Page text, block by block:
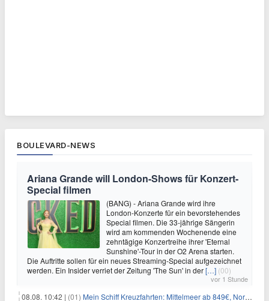
BOULEVARD-NEWS
Ariana Grande will London-Shows für Konzert-
Special filmen
(BANG) - Ariana Grande wird ihre
London-Konzerte für ein bevorstehendes
Special filmen. Die 33-jährige Sängerin
wird am kommenden Wochenende eine
zehntägige Konzertreihe ihrer 'Eternal
Sunshine'-Tour in der O2 Arena starten.
Die Auftritte sollen für ein neues Streaming-Special aufgezeichnet
werden. Ein Insider verriet der Zeitung 'The Sun' in der[…] (00)
vor 1 Stunde
08.08. 10:42 | (01) Mein Schiff Kreuzfahrten: Mittelmeer ab 849€, Norwegen ab 999€ p.P.